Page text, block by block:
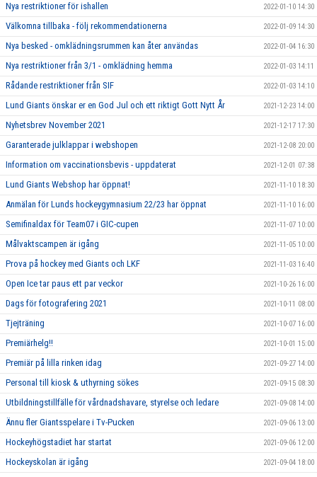
Nya restriktioner för ishallen 2022-01-10 14:30
Välkomna tillbaka - följ rekommendationerna 2022-01-09 14:30
Nya besked - omklädningsrummen kan åter användas 2022-01-04 16:30
Nya restriktioner från 3/1 - omklädning hemma 2022-01-03 14:11
Rådande restriktioner från SIF 2022-01-03 14:10
Lund Giants önskar er en God Jul och ett riktigt Gott Nytt År 2021-12-23 14:00
Nyhetsbrev November 2021 2021-12-17 17:30
Garanterade julklappar i webshopen 2021-12-08 20:00
Information om vaccinationsbevis - uppdaterat 2021-12-01 07:38
Lund Giants Webshop har öppnat! 2021-11-10 18:30
Anmälan för Lunds hockeygymnasium 22/23 har öppnat 2021-11-10 16:00
Semifinaldax för Team07 i GIC-cupen 2021-11-07 10:00
Målvaktscampen är igång 2021-11-05 10:00
Prova på hockey med Giants och LKF 2021-11-03 16:40
Open Ice tar paus ett par veckor 2021-10-26 16:00
Dags för fotografering 2021 2021-10-11 08:00
Tjejträning 2021-10-07 16:00
Premiärhelg!! 2021-10-01 15:00
Premiär på lilla rinken idag 2021-09-27 14:00
Personal till kiosk & uthyrning sökes 2021-09-15 08:30
Utbildningstillfälle för vårdnadshavare, styrelse och ledare 2021-09-08 14:00
Ännu fler Giantsspelare i Tv-Pucken 2021-09-06 13:00
Hockeyhögstadiet har startat 2021-09-06 12:00
Hockeyskolan är igång 2021-09-04 18:00